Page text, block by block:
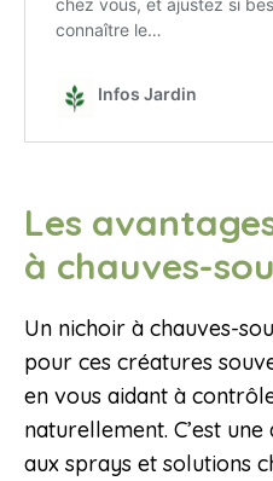
Les
à chauves-
Un nichoir à chauves-
pour ces créatures
en vous aidant à
naturellement. C’est
aux sprays et solutions